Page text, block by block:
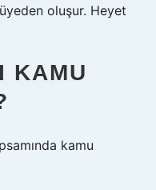
oluşur. Heyet
KAMU
kamu